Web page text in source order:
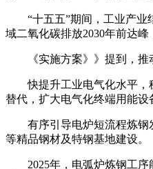
“十五五”期间，工业产
域二氧化碳排放2030年前达
《实施方案》》提到，
快提升工业电气化水平，
替代，扩大电气化终端用能设
有序引导电炉短流程炼
等精品钢材及特钢基地建设。
2025年，电弧炉炼钢工